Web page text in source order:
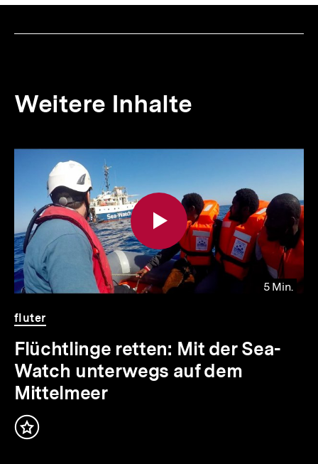
Weitere Inhalte
Inhaltskarousell
weitere
Inhalte
Inhaltskarussell
überspringen
5 Min.
Video
Dauer
5
Min.
fluter
Flüchtlinge retten: Mit der Sea-
Watch unterwegs auf dem
Mittelmeer
Inhalt